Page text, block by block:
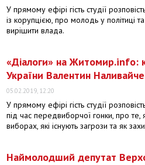
У прямому ефірі гість студії
із корупцією, про молодь у політиці та
вирішити влада.
​«Діалоги» на Житомир.info:
України Валентин
05.02.2019, 12:20
У прямому ефірі гість студії
під час передвиборчої гонки, про те,
виборах, які існують загрози та як
Наймолодший депутат